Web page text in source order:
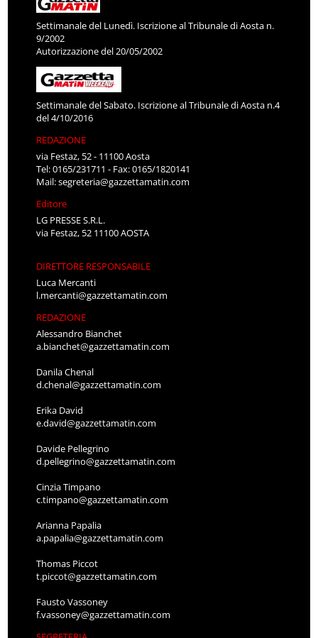
Settimanale del Lunedì. Iscrizione al Tribunale di Aosta n.
9/2002
Autorizzazione del 20/05/2002
Settimanale del Sabato. Iscrizione al Tribunale di Aosta n.4
del 4/10/2016
REDAZIONE
via Festaz, 52 - 11100 Aosta
Tel: 0165/231711 - Fax: 0165/1820141
Mail:segreteria@gazzettamatin.com
Editore
LG PRESSE S.R.L.
via Festaz, 52 11100 AOSTA
DIRETTORE RESPONSABILE
Luca Mercanti
l.mercanti@gazzettamatin.com
REDAZIONE
Alessandro Bianchet
a.bianchet@gazzettamatin.com
Danila Chenal
d.chenal@gazzettamatin.com
Erika David
e.david@gazzettamatin.com
Davide Pellegrino
d.pellegrino@gazzettamatin.com
Cinzia Timpano
c.timpano@gazzettamatin.com
Arianna Papalia
a.papalia@gazzettamatin.com
Thomas Piccot
t.piccot@gazzettamatin.com
Fausto Vassoney
f.vassoney@gazzettamatin.com